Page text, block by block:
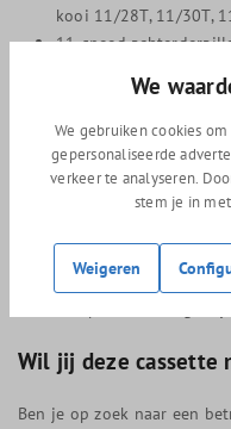
kooi 11/28T, 11/30T,
11-speed
11-speed
korte kooi 11/25T, 11/
11-speed
11/32T of 11/34T.
11-speed
Wil jij nou zeker weten of
Wil jij deze cassette
Ben je op zoek naar een
We
We gebruiken cookies
gepersonaliseerde
verkeer te analyseren.
stem je in
Weigeren